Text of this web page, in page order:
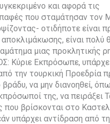
και αφορά τις
που σταμάτησαν τον
οτιδήποτε είναι
είναι πολύ
μιας προκλητικής
Κύριε Εκπρόσωπε,
την τουρκική Προεδρία
να μην διανοηθεί,
της, να πειράξει
που βρίσκονται στο
υπάρχει αντίδραση από